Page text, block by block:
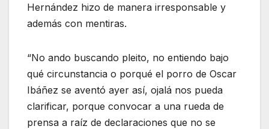
Hernández hizo de manera irresponsable y
además con mentiras.
“No ando buscando pleito, no entiendo bajo
qué circunstancia o porqué el porro de Oscar
Ibáñez se aventó ayer así, ojalá nos pueda
clarificar, porque convocar a una rueda de
prensa a raíz de declaraciones que no se